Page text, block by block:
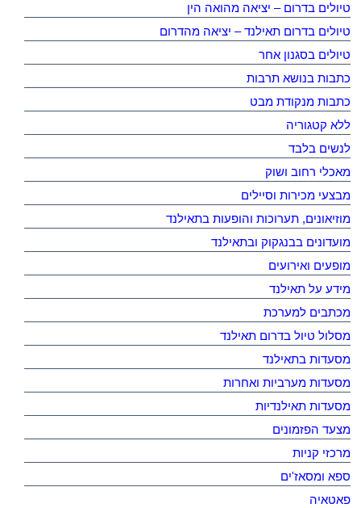
טיולים בדרום – יציאה מהואה הין
טיולים בדרום תאילנד – יציאה מהדרום
טיולים בסגנון אחר
כתבות בנושא תרבות
כתבות מנקודת מבט
ללא קטגוריה
לנשים בלבד
מאכלי רחוב ושוק
מבצעי מכירות וסיילים
מוזיאונים, תערוכות והופעות בתאילנד
מועדונים בבנגקוק ובתאילנד
מופעים ואירועים
מידע על תאילנד
מכתבים למערכת
מסלול טיול בדרום תאילנד
מסעדות בתאילנד
מסעדות מערביות ואחרות
מסעדות תאילנדיות
מצעד הפזמונים
מרכזי קניות
ספא ומסאז'ים
פאטאיה